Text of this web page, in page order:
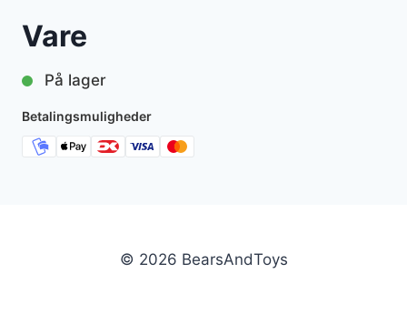
Vare
På lager
Betalingsmuligheder
© 2026 BearsAndToys